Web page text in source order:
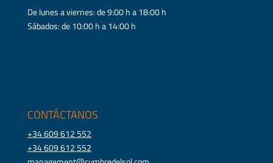
De lunes a viernes: de 9:00 h a 18:00 h
Sábados: de 10:00 h a 14:00 h
CONTÁCTANOS
+34 609 612 552
+34 609 612 552